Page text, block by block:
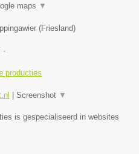
maps ▼
(Friesland)
-
producties
| Screenshot ▼
is gespecialiseerd in websites